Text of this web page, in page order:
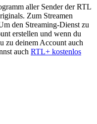
aller Sender der RTL
Zum Streamen
den Streaming-Dienst zu
erstellen und wenn du
zu deinem Account auch
auch RTL+ kostenlos